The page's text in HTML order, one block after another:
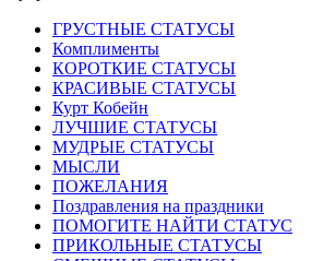
ГРУСТНЫЕ СТАТУСЫ
Комплименты
КОРОТКИЕ СТАТУСЫ
КРАСИВЫЕ СТАТУСЫ
Курт Кобейн
ЛУЧШИЕ СТАТУСЫ
МУДРЫЕ СТАТУСЫ
МЫСЛИ
ПОЖЕЛАНИЯ
Поздравления на праздники
ПОМОГИТЕ НАЙТИ СТАТУС
ПРИКОЛЬНЫЕ СТАТУСЫ